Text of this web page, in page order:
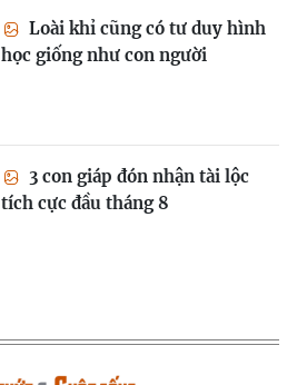
Loài khỉ cũng có tư duy hình
học giống như con người
3 con giáp đón nhận tài lộc
tích cực đầu tháng 8